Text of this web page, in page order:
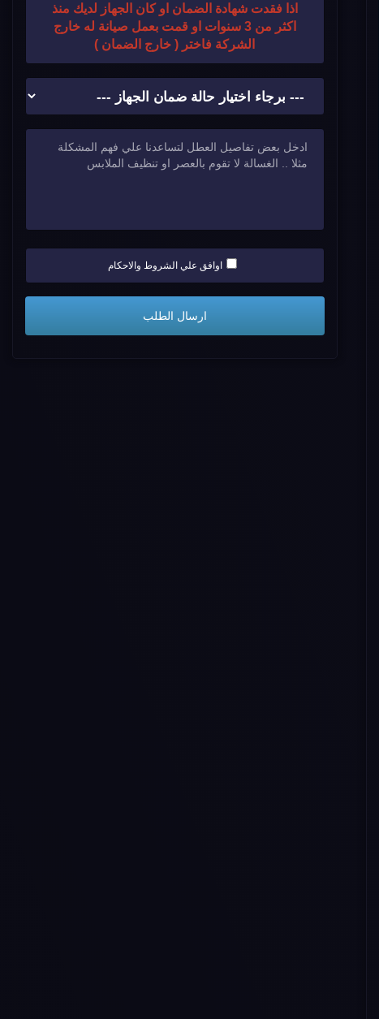
اذا فقدت شهادة الضمان او كان الجهاز لديك منذ
اكثر من 3 سنوات او قمت بعمل صيانة له خارج
الشركة فاختر ( خارج الضمان )
اوافق علي الشروط والاحكام